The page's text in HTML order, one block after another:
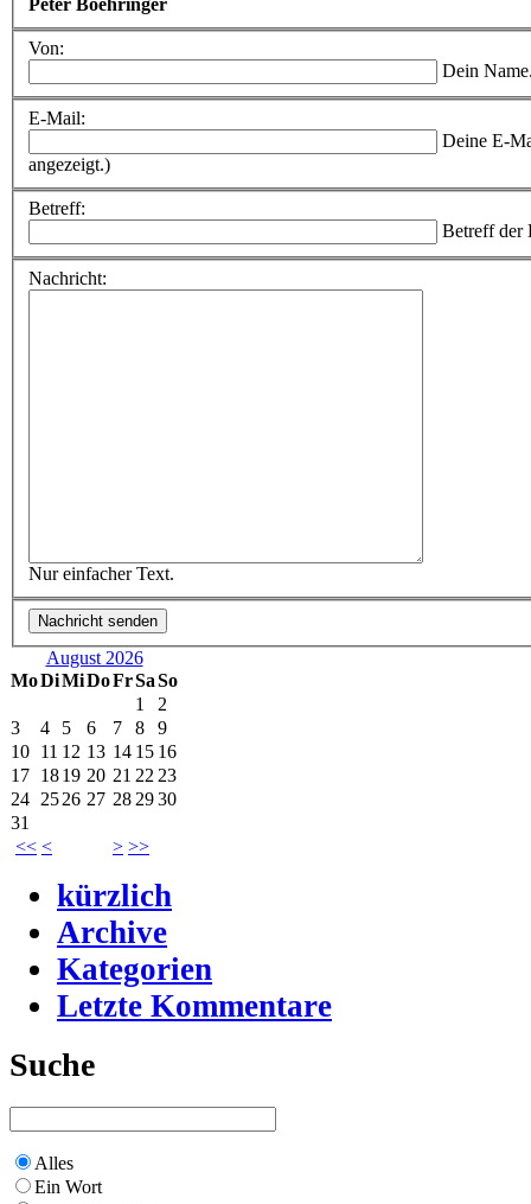
Von:
Dein
E-Mail:
Deine E-
angezeigt.)
Betreff:
Betreff der
Nachricht:
Nur einfacher Text.
August 2026
MoDiMiDoFrSaSo
<< < > >>
1
2
3
4 5 6 7 8
9
10 11 12 13 14 15 16
17 1819 20 21 22 23
24 2526 27 28 2930
31
kürzlich
Archive
Kategorien
Letzte Kommentare
Suche
Alles
Ein Wort